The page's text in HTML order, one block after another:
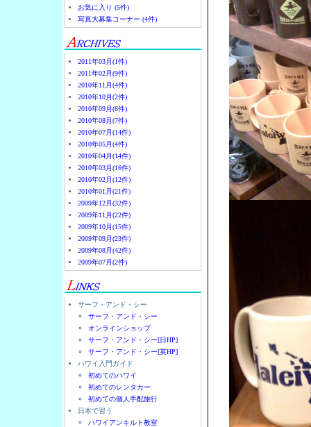
お気に入り (5件)
写真大募集コーナー (4件)
2011年03月(1件)
2011年02月(9件)
2010年11月(4件)
2010年10月(2件)
2010年09月(6件)
2010年08月(7件)
2010年07月(14件)
2010年05月(4件)
2010年04月(14件)
2010年03月(16件)
2010年02月(12件)
2010年01月(21件)
2009年12月(32件)
2009年11月(22件)
2009年10月(15件)
2009年09月(23件)
2009年08月(42件)
2009年07月(2件)
サーフ・アンド・シー
サーフ・アンド・シー
オンラインショップ
サーフ・アンド・シー[日HP]
サーフ・アンド・シー[英HP]
ハワイ入門ガイド
初めてのハワイ
初めてのレンタカー
初めての個人手配旅行
日本で習う
ハワイアンキルト教室